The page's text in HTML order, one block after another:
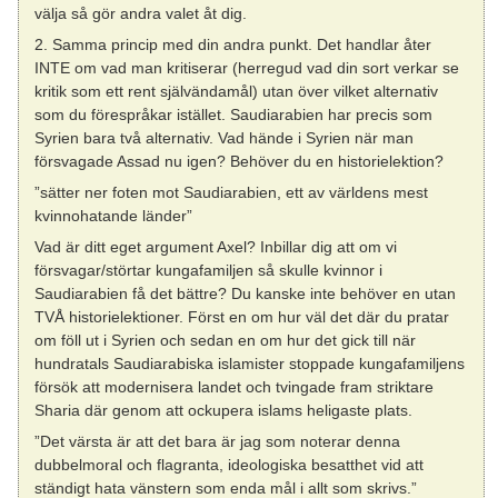
välja så gör andra valet åt dig.
2. Samma princip med din andra punkt. Det handlar åter
INTE om vad man kritiserar (herregud vad din sort verkar se
kritik som ett rent självändamål) utan över vilket alternativ
som du förespråkar istället. Saudiarabien har precis som
Syrien bara två alternativ. Vad hände i Syrien när man
försvagade Assad nu igen? Behöver du en historielektion?
”sätter ner foten mot Saudiarabien, ett av världens mest
kvinnohatande länder”
Vad är ditt eget argument Axel? Inbillar dig att om vi
försvagar/störtar kungafamiljen så skulle kvinnor i
Saudiarabien få det bättre? Du kanske inte behöver en utan
TVÅ historielektioner. Först en om hur väl det där du pratar
om föll ut i Syrien och sedan en om hur det gick till när
hundratals Saudiarabiska islamister stoppade kungafamiljens
försök att modernisera landet och tvingade fram striktare
Sharia där genom att ockupera islams heligaste plats.
”Det värsta är att det bara är jag som noterar denna
dubbelmoral och flagranta, ideologiska besatthet vid att
ständigt hata vänstern som enda mål i allt som skrivs.”